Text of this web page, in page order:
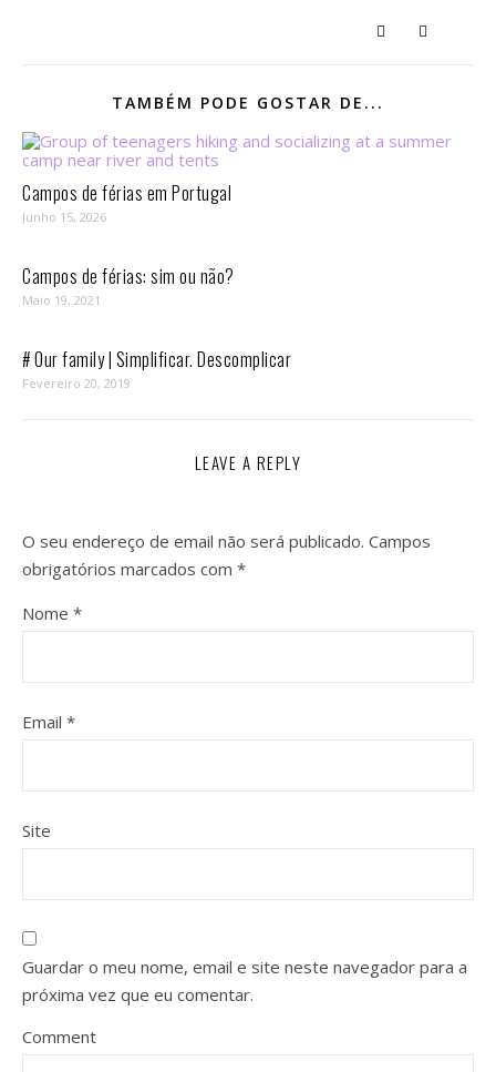
TAMBÉM PODE GOSTAR DE...
Campos de férias em Portugal
Junho 15, 2026
Campos de férias: sim ou não?
Maio 19, 2021
# Our family | Simplificar. Descomplicar
Fevereiro 20, 2019
LEAVE A REPLY
O seu endereço de email não será publicado. Campos
obrigatórios marcados com *
Nome *
Email *
Site
Guardar o meu nome, email e site neste navegador para a
próxima vez que eu comentar.
Comment